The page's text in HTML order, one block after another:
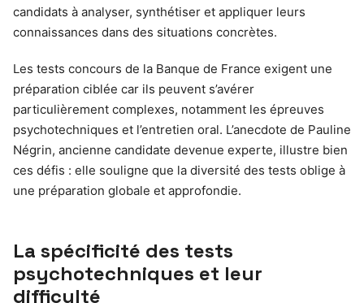
candidats à analyser, synthétiser et appliquer leurs
connaissances dans des situations concrètes.
Les tests concours de la Banque de France exigent une
préparation ciblée car ils peuvent s’avérer
particulièrement complexes, notamment les épreuves
psychotechniques et l’entretien oral. L’anecdote de Pauline
Négrin, ancienne candidate devenue experte, illustre bien
ces défis : elle souligne que la diversité des tests oblige à
une préparation globale et approfondie.
La spécificité des tests
psychotechniques et leur
difficulté